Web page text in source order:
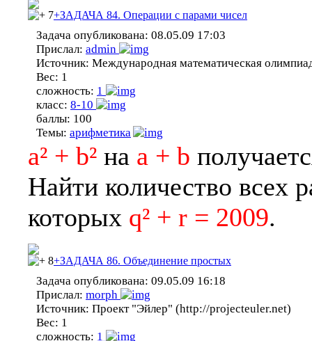
7+ЗАДАЧА 84. Операции с парами чисел
Задача опубликована: 08.05.09 17:03
Прислал: admin
Источник: Международная математическая
Вес: 1
сложность: 1
класс: 8-10
баллы: 100
Темы: арифметика
a² + b² на a + b
Найти количество всех
которых q² + r = 2009.
8+ЗАДАЧА 86. Объединение простых
Задача опубликована: 09.05.09 16:18
Прислал: morph
Источник: Проект "Эйлер" (http://projecteuler.net)
Вес: 1
сложность: 1